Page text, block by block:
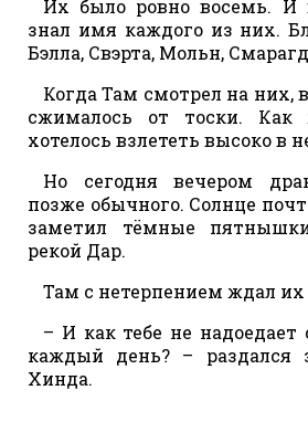
Их было ровно восемь. И
знал имя каждого из них.
Бэлла, Свэрта, Мольн,
Когда Там смотрел на них,
сжималось от тоски.
хотелось взлететь высоко в
Но сегодня вечером
позже обычного. Солнце
заметил тёмные
рекой Дар.
Там с нетерпением ждал
– И как тебе не
каждый день? – раздался
Хинда.